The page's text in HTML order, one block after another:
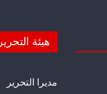
هيئة التحرير
مديرا التحرير